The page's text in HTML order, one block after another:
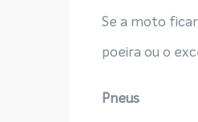
Se a moto
poeira ou o
Pneus